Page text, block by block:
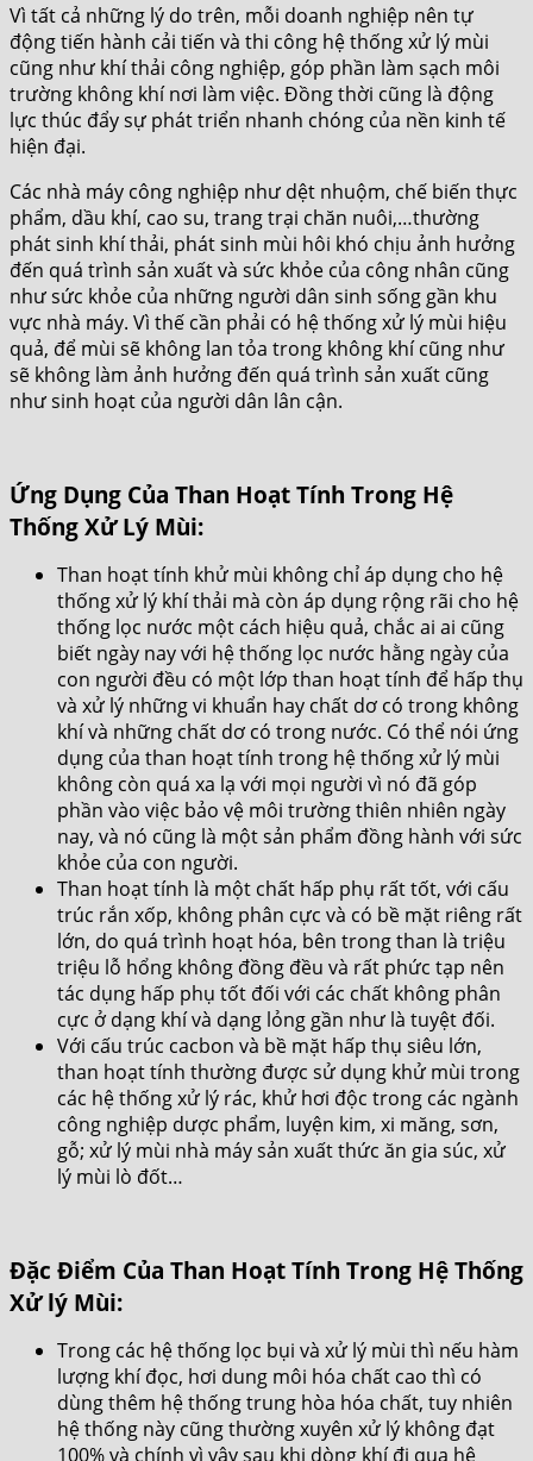
Vì tất cả những lý do trên, mỗi doanh nghiệp nên tự
động tiến hành cải tiến và thi công hệ thống xử lý mùi
cũng như khí thải công nghiệp, góp phần làm sạch môi
trường không khí nơi làm việc. Đồng thời cũng là động
lực thúc đẩy sự phát triển nhanh chóng của nền kinh tế
hiện đại.
Các nhà máy công nghiệp như dệt nhuộm, chế biến thực
phẩm, dầu khí, cao su, trang trại chăn nuôi,…thường
phát sinh khí thải, phát sinh mùi hôi khó chịu ảnh hưởng
đến quá trình sản xuất và sức khỏe của công nhân cũng
như sức khỏe của những người dân sinh sống gần khu
vực nhà máy. Vì thế cần phải có hệ thống xử lý mùi hiệu
quả, để mùi sẽ không lan tỏa trong không khí cũng như
sẽ không làm ảnh hưởng đến quá trình sản xuất cũng
như sinh hoạt của người dân lân cận.
Ứng Dụng Của Than Hoạt Tính Trong Hệ
Thống Xử Lý Mùi:
Than hoạt tính khử mùi không chỉ áp dụng cho hệ
thống xử lý khí thải mà còn áp dụng rộng rãi cho hệ
thống lọc nước một cách hiệu quả, chắc ai ai cũng
biết ngày nay với hệ thống lọc nước hằng ngày của
con người đều có một lớp than hoạt tính để hấp thụ
và xử lý những vi khuẩn hay chất dơ có trong không
khí và những chất dơ có trong nước. Có thể nói ứng
dụng của than hoạt tính trong hệ thống xử lý mùi
không còn quá xa lạ với mọi người vì nó đã góp
phần vào việc bảo vệ môi trường thiên nhiên ngày
nay, và nó cũng là một sản phẩm đồng hành với sức
khỏe của con người.
Than hoạt tính là một chất hấp phụ rất tốt, với cấu
trúc rắn xốp, không phân cực và có bề mặt riêng rất
lớn, do quá trình hoạt hóa, bên trong than là triệu
triệu lỗ hổng không đồng đều và rất phức tạp nên
tác dụng hấp phụ tốt đối với các chất không phân
cực ở dạng khí và dạng lỏng gần như là tuyệt đối.
Với cấu trúc cacbon và bề mặt hấp thụ siêu lớn,
than hoạt tính thường được sử dụng khử mùi trong
các hệ thống xử lý rác, khử hơi độc trong các ngành
công nghiệp dược phẩm, luyện kim, xi măng, sơn,
gỗ; xử lý mùi nhà máy sản xuất thức ăn gia súc, xử
lý mùi lò đốt…
Đặc Điểm Của Than Hoạt Tính Trong Hệ Thống
Xử lý Mùi:
Trong các hệ thống lọc bụi và xử lý mùi thì nếu hàm
lượng khí đọc, hơi dung môi hóa chất cao thì có
dùng thêm hệ thống trung hòa hóa chất, tuy nhiên
hệ thống này cũng thường xuyên xử lý không đạt
100% và chính vì vậy sau khi dòng khí đi qua hệ